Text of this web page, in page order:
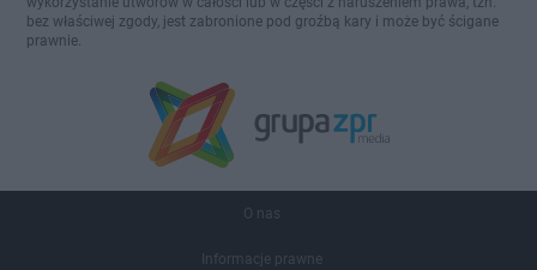
bez właściwej zgody, jest zabronione pod groźbą kary i może być ścigane
prawnie.
O nas
Informacje prawne